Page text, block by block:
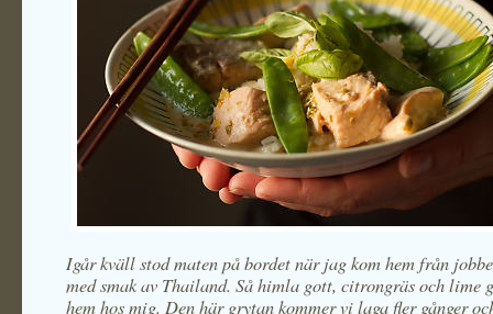
Igår kväll stod maten på bordet när jag kom hem från
med smak av Thailand. Så himla gott, citrongräs och lime
hem hos mig. Den här grytan kommer vi laga fler gånger